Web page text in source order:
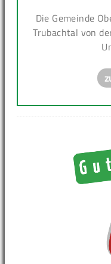
Die Gemeinde
Trubachtal von